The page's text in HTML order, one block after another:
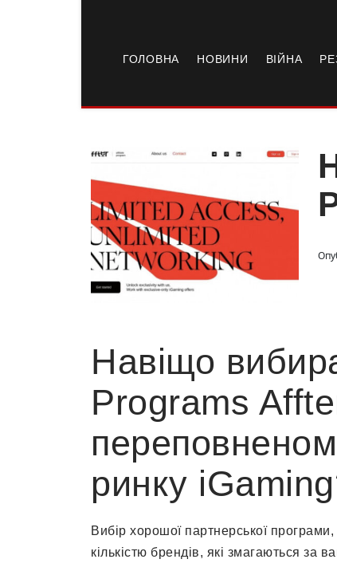
ГОЛОВНА НОВИНИ ВІЙНА
Навіщо
Programs
ринку
Вибір хорошої партнерської
кількістю брендів, які змагаються за